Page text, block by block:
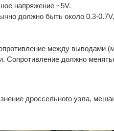
напряжение ~5V.
должно быть около 0.3-
между выводами
Сопротивление должно
дроссельного узла,